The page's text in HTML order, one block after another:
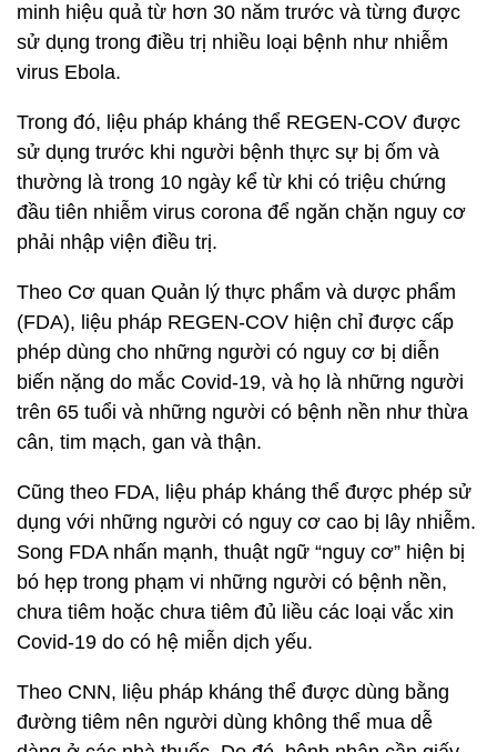
minh hiệu quả từ hơn 30 năm trước và từng được
sử dụng trong điều trị nhiều loại bệnh như nhiễm
virus Ebola.
Trong đó, liệu pháp kháng thể REGEN-COV được
sử dụng trước khi người bệnh thực sự bị ốm và
thường là trong 10 ngày kể từ khi có triệu chứng
đầu tiên nhiễm virus corona để ngăn chặn nguy cơ
phải nhập viện điều trị.
Theo Cơ quan Quản lý thực phẩm và dược phẩm
(FDA), liệu pháp REGEN-COV hiện chỉ được cấp
phép dùng cho những người có nguy cơ bị diễn
biến nặng do mắc Covid-19, và họ là những người
trên 65 tuổi và những người có bệnh nền như thừa
cân, tim mạch, gan và thận.
Cũng theo FDA, liệu pháp kháng thể được phép sử
dụng với những người có nguy cơ cao bị lây nhiễm.
Song FDA nhấn mạnh, thuật ngữ “nguy cơ” hiện bị
bó hẹp trong phạm vi những người có bệnh nền,
chưa tiêm hoặc chưa tiêm đủ liều các loại vắc xin
Covid-19 do có hệ miễn dịch yếu.
Theo CNN, liệu pháp kháng thể được dùng bằng
đường tiêm nên người dùng không thể mua dễ